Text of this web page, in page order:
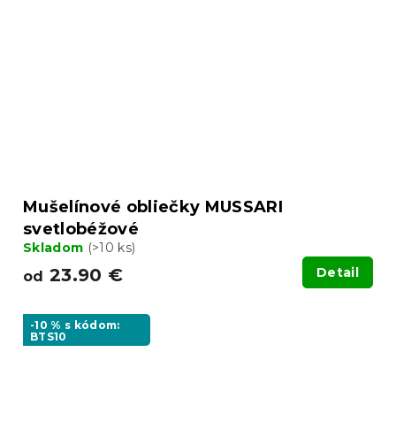
Mušelínové obliečky MUSSARI
svetlobéžové
Skladom (>10 ks)
od 23.90 € Detail
-10 % s kódom:
BTS10